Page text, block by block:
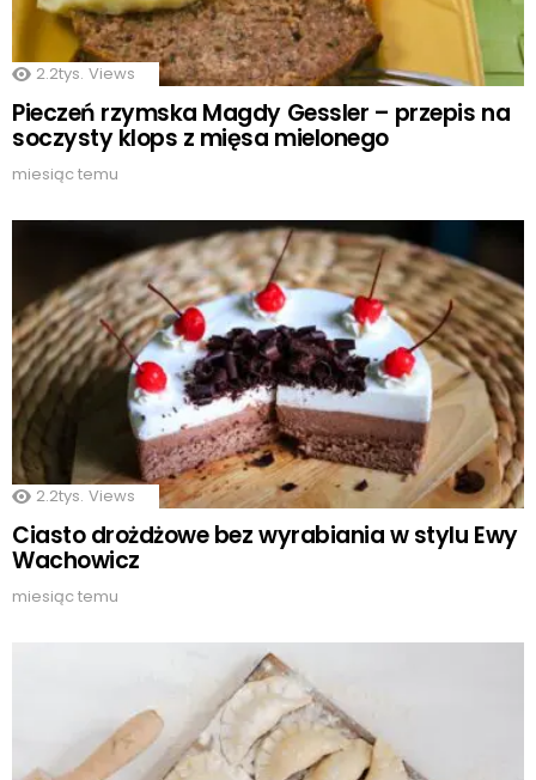
2.2tys. Views
Pieczeń rzymska Magdy Gessler – przepis na
soczysty klops z mięsa mielonego
miesiąc temu
2.2tys. Views
Ciasto drożdżowe bez wyrabiania w stylu Ewy
Wachowicz
miesiąc temu